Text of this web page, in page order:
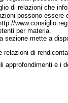
di relazioni che
possono essere
per materia.
sezione mette a
relazioni di
approfondimenti e i